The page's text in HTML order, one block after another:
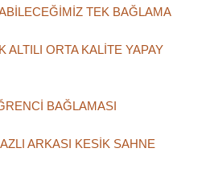
TEK BAĞLAMA
ALTILI ORTA KALİTE YAPAY
BAĞLAMASI
ARKASI KESİK SAHNE